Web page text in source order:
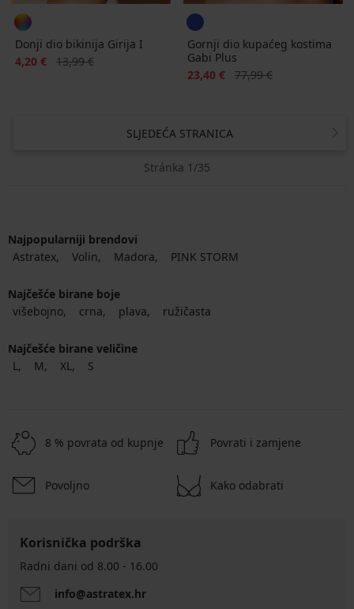
Donji dio bikinija Girija I
Popust
4,20 € Prvobitna cijena
13,99 €
Gornji dio kupaćeg kostima
Gabi Plus
Popust
23,40 € Prvobitna cijena
77,99 €
SLJEDEĆA STRANICA
Stránka 1/35
Najpopularniji brendovi
Astratex
Volin Madora PINK STORM
Najčešće birane boje
višebojno
crna plava ružičasta
Najčešće birane veličine
L
M XL S
8 % povrata od kupnje Povrati i zamjene
Povoljno Kako odabrati
Korisnička podrška
Radni dani od 8.00 - 16.00
info@astratex.hr